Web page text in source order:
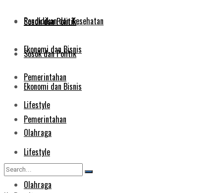
Sosok dan Politik
Ekonomi dan Bisnis
Pemerintahan
Lifestyle
Olahraga
Pendidikan dan Kesehatan
Sosok dan Politik
Ekonomi dan Bisnis
Pemerintahan
Lifestyle
Olahraga